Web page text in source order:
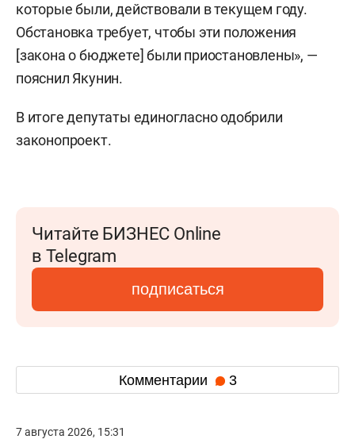
которые были, действовали в текущем году.
Обстановка требует, чтобы эти положения
[закона о бюджете] были приостановлены», —
пояснил Якунин.
В итоге депутаты единогласно одобрили
законопроект.
Читайте БИЗНЕС Online
в Telegram
подписаться
Комментарии 3
7 августа 2026, 15:31